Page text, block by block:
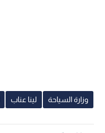
وزارة السياحة لينا عناب